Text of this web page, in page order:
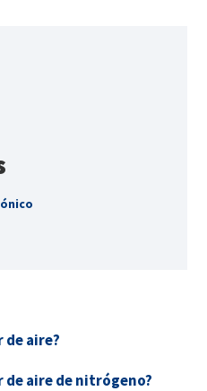
de aire?
de aire de nitrógeno?